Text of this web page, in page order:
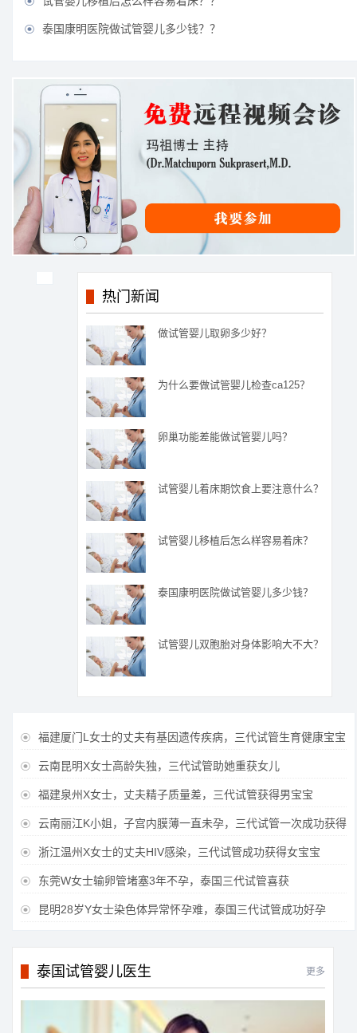
 泰国康明医院做试管婴儿多少钱？？
热门新闻
做试管婴儿取卵多少好？
为什么要做试管婴儿检查ca125？
卵巢功能差能做试管婴儿吗？
试管婴儿着床期饮食上要注意什么？
试管婴儿移植后怎么样容易着床？
泰国康明医院做试管婴儿多少钱？
试管婴儿双胞胎对身体影响大不大？
 福建厦门L女士的丈夫有基因遗传疾病，三代试管生育健康宝宝
 云南昆明X女士高龄失独，三代试管助她重获女儿
 福建泉州X女士，丈夫精子质量差，三代试管获得男宝宝
 云南丽江K小姐，子宫内膜薄一直未孕，三代试管一次成功获得
 浙江温州X女士的丈夫HIV感染，三代试管成功获得女宝宝
 东莞W女士输卵管堵塞3年不孕，泰国三代试管喜获
 昆明28岁Y女士染色体异常怀孕难，泰国三代试管成功好孕
泰国试管婴儿医生 更多